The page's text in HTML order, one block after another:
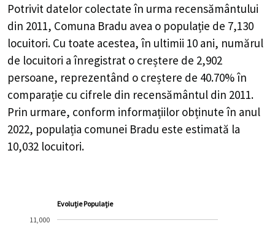
Potrivit datelor colectate în urma recensământului
din 2011, Comuna Bradu avea o populație de 7,130
locuitori. Cu toate acestea, în ultimii 10 ani, numărul
de locuitori a înregistrat o creștere de 2,902
persoane, reprezentând o creștere de 40.70%în
comparație cu cifrele din recensământul din 2011.
Prin urmare, conform informațiilor obținute în anul
2022, populația comunei Bradu este estimată la
10,032 locuitori.
Evoluție Populație
11,000